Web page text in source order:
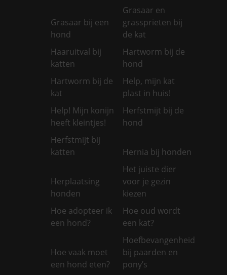
Grasaar bij een
hond
Grasaar en
grassprieten bij
de kat
Haaruitval bij
katten
Hartworm bij de
hond
Hartworm bij de
kat
Help, mijn kat
plast in huis!
Help! Mijn konijn
heeft kleintjes!
Herfstmijt bij de
hond
Herfstmijt bij
katten
Hernia bij honden
Herplaatsing
honden
Het juiste dier
voor je gezin
kiezen
Hoe adopteer ik
een hond?
Hoe oud wordt
een kat?
Hoe vaak moet
een hond eten?
Hoefbevangenheid
bij paarden en
pony’s